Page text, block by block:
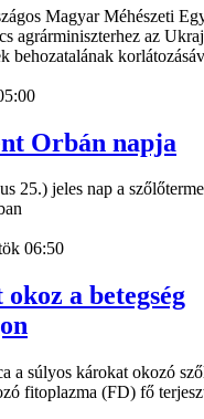
Magyar Méhészeti
agrárminiszterhez az
behozatalának
Orbán napja
25.) jeles nap a
06:50
a betegség
a súlyos károkat okozó
fitoplazma (FD) fő